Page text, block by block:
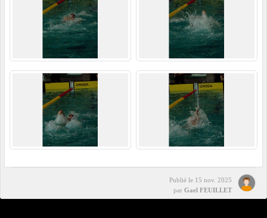
Publié le 15 nov. 2025
par Gael FEUILLET